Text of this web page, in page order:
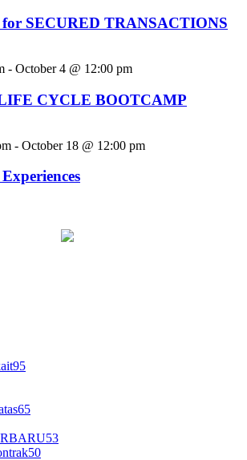
for SECURED TRANSACTIONS
- October 4 @ 12:00 pm
CYCLE BOOTCAMP
- October 18 @ 12:00 pm
95
65
53
50